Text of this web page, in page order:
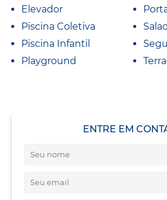
Elevador
Piscina Coletiva
Piscina Infantil
Playground
ENTRE EM